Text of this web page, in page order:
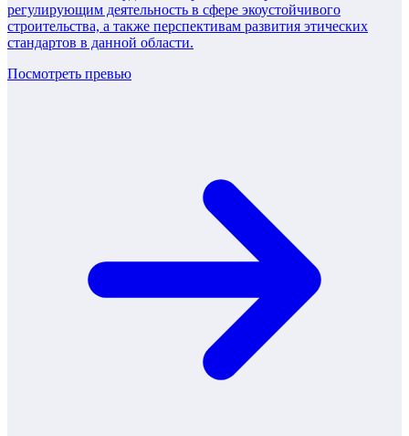
регулирующим деятельность в сфере экоустойчивого
строительства, а также перспективам развития этических
стандартов в данной области.
Посмотреть превью